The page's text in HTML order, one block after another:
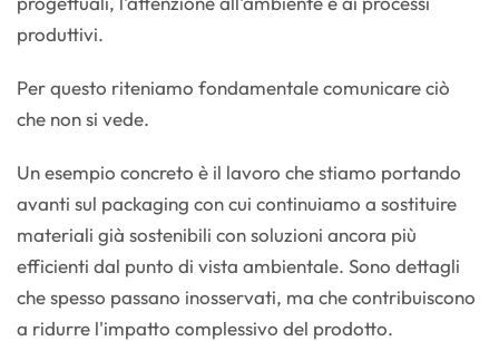
produttivi.
Per questo riteniamo fondamentale comunicare ciò
che non si vede.
Un esempio concreto è il lavoro che stiamo portando
avanti sul packaging con cui continuiamo a sostituire
materiali già sostenibili con soluzioni ancora più
efficienti dal punto di vista ambientale. Sono dettagli
che spesso passano inosservati, ma che contribuiscono
a ridurre l'impatto complessivo del prodotto.